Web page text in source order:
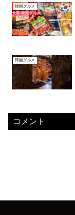
韓国グルメ
韓国グルメ
コメント